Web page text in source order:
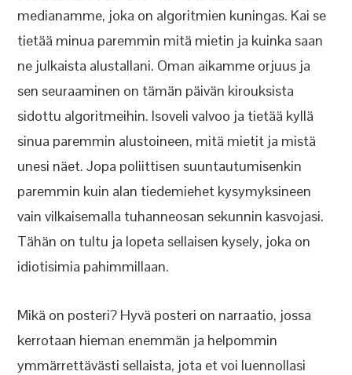
medianamme, joka on algoritmien kuningas. Kai se
tietää minua paremmin mitä mietin ja kuinka saan
ne julkaista alustallani. Oman aikamme orjuus ja
sen seuraaminen on tämän päivän kirouksista
sidottu algoritmeihin. Isoveli valvoo ja tietää kyllä
sinua paremmin alustoineen, mitä mietit ja mistä
unesi näet. Jopa poliittisen suuntautumisenkin
paremmin kuin alan tiedemiehet kysymyksineen
vain vilkaisemalla tuhanneosan sekunnin kasvojasi.
Tähän on tultu ja lopeta sellaisen kysely, joka on
idiotisimia pahimmillaan.
Mikä on posteri? Hyvä posteri on narraatio, jossa
kerrotaan hieman enemmän ja helpommin
ymmärrettävästi sellaista, jota et voi luennollasi